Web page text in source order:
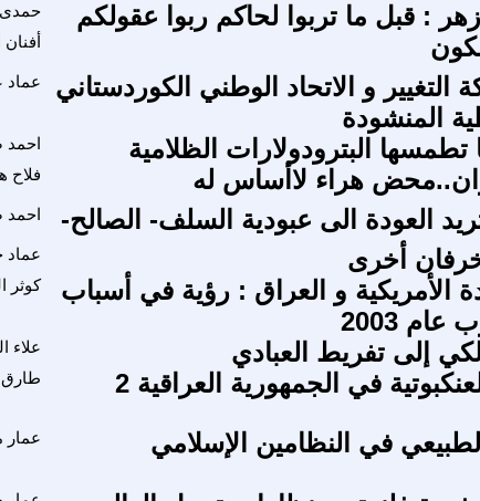
حمدى : قبل ما تربوا لحاكم ربوا عقولكم
عماد
التغيير و الاتحاد الوطني الكوردستاني
المنشودة
احمد تطمسها البترودولارات الظلامية
فلاح هراء لاأساس له
احمد العودة الى عبودية السلف- الصالح-
عماد أخرى
كوثر
الأمريكية و العراق : رؤية في أسباب
2003
علاء إلى تفريط العبادي
في الجمهورية العراقية 2
عمار
في النظامين الإسلامي